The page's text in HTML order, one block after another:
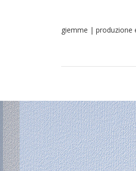
giemme | produzione